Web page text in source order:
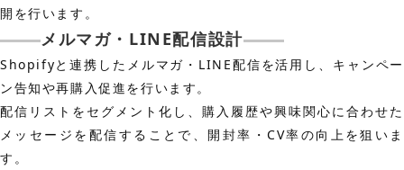
開を行います。
メルマガ・LINE配信設計
Shopifyと連携したメルマガ・LINE配信を活用し、キャンペー
ン告知や再購入促進を行います。
配信リストをセグメント化し、購入履歴や興味関心に合わせた
メッセージを配信することで、開封率・CV率の向上を狙いま
す。